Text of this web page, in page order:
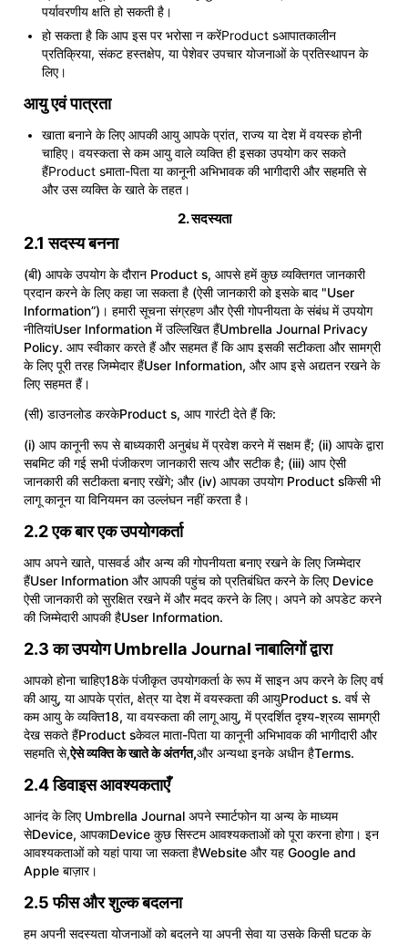
पर्यावरणीय क्षति हो सकती है।
हो सकता है कि आप इस पर भरोसा न करेंProduct sआपातकालीन
प्रतिक्रिया, संकट हस्तक्षेप, या पेशेवर उपचार योजनाओं के प्रतिस्थापन के
लिए।
आयु एवं पात्रता
खाता बनाने के लिए आपकी आयु आपके प्रांत, राज्य या देश में वयस्क होनी
चाहिए। वयस्कता से कम आयु वाले व्यक्ति ही इसका उपयोग कर सकते
हैंProduct sमाता-पिता या कानूनी अभिभावक की भागीदारी और सहमति से
और उस व्यक्ति के खाते के तहत।
2. सदस्यता
2.1 सदस्य बनना
(बी) आपके उपयोग के दौरान Product s, आपसे हमें कुछ व्यक्तिगत जानकारी
प्रदान करने के लिए कहा जा सकता है (ऐसी जानकारी को इसके बाद "User
Information”)। हमारी सूचना संग्रहण और ऐसी गोपनीयता के संबंध में उपयोग
नीतियांUser Information में उल्लिखित हैंUmbrella Journal Privacy
Policy. आप स्वीकार करते हैं और सहमत हैं कि आप इसकी सटीकता और सामग्री
के लिए पूरी तरह जिम्मेदार हैंUser Information, और आप इसे अद्यतन रखने के
लिए सहमत हैं।
(सी) डाउनलोड करकेProduct s, आप गारंटी देते हैं कि:
(i) आप कानूनी रूप से बाध्यकारी अनुबंध में प्रवेश करने में सक्षम हैं; (ii) आपके द्वारा
सबमिट की गई सभी पंजीकरण जानकारी सत्य और सटीक है; (iii) आप ऐसी
जानकारी की सटीकता बनाए रखेंगे; और (iv) आपका उपयोग Product sकिसी भी
लागू कानून या विनियमन का उल्लंघन नहीं करता है।
2.2 एक बार एक उपयोगकर्ता
आप अपने खाते, पासवर्ड और अन्य की गोपनीयता बनाए रखने के लिए जिम्मेदार
हैंUser Information और आपकी पहुंच को प्रतिबंधित करने के लिए Device
ऐसी जानकारी को सुरक्षित रखने में और मदद करने के लिए। अपने को अपडेट करने
की जिम्मेदारी आपकी हैUser Information.
2.3 का उपयोग Umbrella Journal नाबालिगों द्वारा
आपको होना चाहिए18के पंजीकृत उपयोगकर्ता के रूप में साइन अप करने के लिए वर्ष
की आयु, या आपके प्रांत, क्षेत्र या देश में वयस्कता की आयुProduct s. वर्ष से
कम आयु के व्यक्ति18, या वयस्कता की लागू आयु, में प्रदर्शित दृश्य-श्रव्य सामग्री
देख सकते हैंProduct sकेवल माता-पिता या कानूनी अभिभावक की भागीदारी और
सहमति से,ऐसे व्यक्ति के खाते के अंतर्गत,और अन्यथा इनके अधीन हैTerms.
2.4 डिवाइस आवश्यकताएँ
आनंद के लिए Umbrella Journal अपने स्मार्टफोन या अन्य के माध्यम
सेDevice, आपकाDevice कुछ सिस्टम आवश्यकताओं को पूरा करना होगा। इन
आवश्यकताओं को यहां पाया जा सकता हैWebsite और यह Google and
Apple बाज़ार।
2.5 फीस और शुल्क बदलना
हम अपनी सदस्यता योजनाओं को बदलने या अपनी सेवा या उसके किसी घटक के